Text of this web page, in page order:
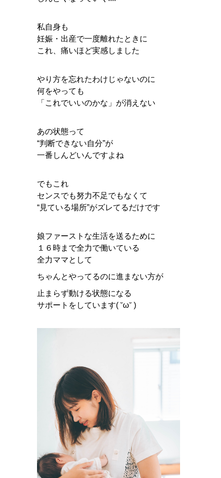
私自身も
妊娠・出産で一度離れたときに
これ、痛いほど実感しました
やり方を忘れたわけじゃないのに
何をやっても
「これでいいのかな」が消えない
あの状態って
“判断できない自分”が
一番しんどいんですよね
でもこれ
センスでも努力不足でもなくて
“見ている場所”がズレてるだけです
娘ファーストな生活を送るために
１６時まで全力で働いている
全力ママとして
ちゃんとやってるのに進まない方が
止まらず動ける状態になる
サポートをしています( ˘ω˘ )